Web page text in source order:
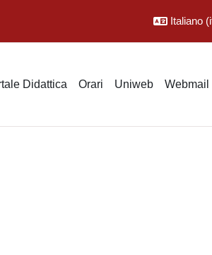
Italiano
Didattica Orari Uniweb Webmail